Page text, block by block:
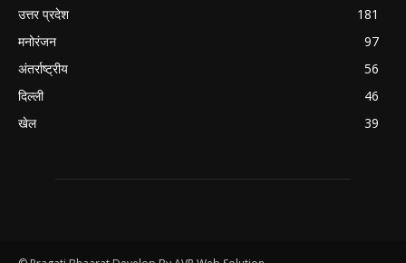
उत्तर प्रदेश
181
मनोरंजन
97
अंतर्राष्ट्रीय
56
दिल्ली
46
खेल
39